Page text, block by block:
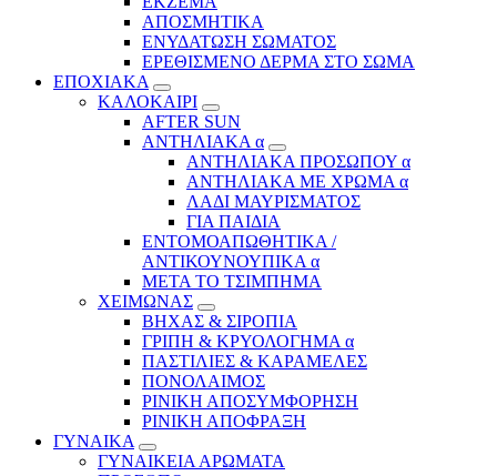
ΑΠΟΣΜΗΤΙΚΑ
ΕΝΥΔΑΤΩΣΗ ΣΩΜΑΤΟΣ
ΕΡΕΘΙΣΜΕΝΟ ΔΕΡΜΑ ΣΤΟ ΣΩΜΑ
ΕΠΟΧΙΑΚΑ
ΚΑΛΟΚΑΙΡΙ
AFTER SUN
ΑΝΤΗΛΙΑΚΑ α
ΑΝΤΗΛΙΑΚΑ ΠΡΟΣΩΠΟΥ α
ΑΝΤΗΛΙΑΚΑ ΜΕ ΧΡΩΜΑ α
ΛΑΔΙ ΜΑΥΡΙΣΜΑΤΟΣ
ΓΙΑ ΠΑΙΔΙΑ
ΕΝΤΟΜΟΑΠΩΘΗΤΙΚΑ /
ΑΝΤΙΚΟΥΝΟΥΠΙΚΑ α
ΜΕΤΑ ΤΟ ΤΣΙΜΠΗΜΑ
ΧΕΙΜΩΝΑΣ
ΒΗΧΑΣ & ΣΙΡΟΠΙΑ
ΓΡΙΠΗ & ΚΡΥΟΛΟΓΗΜΑ α
ΠΑΣΤΙΛΙΕΣ & ΚΑΡΑΜΕΛΕΣ
ΠΟΝΟΛΑΙΜΟΣ
ΡΙΝΙΚΗ ΑΠΟΣΥΜΦΟΡΗΣΗ
ΡΙΝΙΚΗ ΑΠΟΦΡΑΞΗ
ΓΥΝΑΙΚΑ
ΓΥΝΑΙΚΕΙΑ ΑΡΩΜΑΤΑ